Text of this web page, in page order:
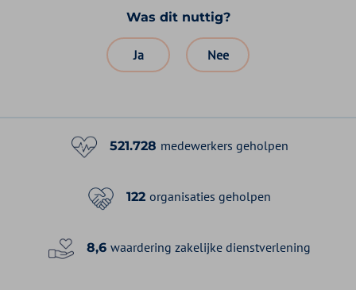
Was dit nuttig?
Ja Nee
521.728 medewerkers geholpen
122 organisaties geholpen
8,6 waardering zakelijke dienstverlening